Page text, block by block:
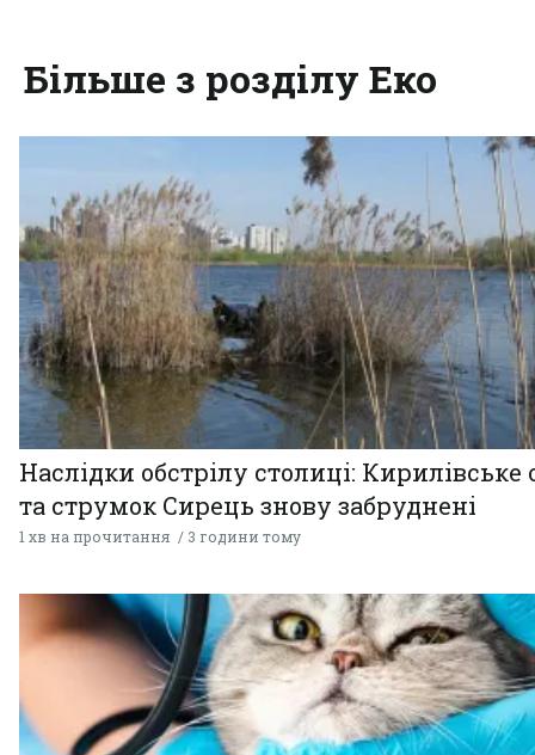
Більше з розділу Еко
Наслідки обстрілу столиці: Кирилівське
та струмок Сирець знову забруднені
1 хв на прочитання 3 години тому